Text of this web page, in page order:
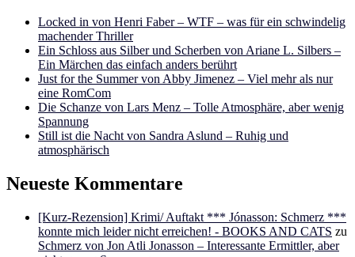
Locked in von Henri Faber – WTF – was für ein schwindelig
machender Thriller
Ein Schloss aus Silber und Scherben von Ariane L. Silbers –
Ein Märchen das einfach anders berührt
Just for the Summer von Abby Jimenez – Viel mehr als nur
eine RomCom
Die Schanze von Lars Menz – Tolle Atmosphäre, aber wenig
Spannung
Still ist die Nacht von Sandra Aslund – Ruhig und
atmosphärisch
Neueste Kommentare
[Kurz-Rezension] Krimi/ Auftakt *** Jónasson: Schmerz ***
konnte mich leider nicht erreichen! - BOOKS AND CATS zu
Schmerz von Jon Atli Jonasson – Interessante Ermittler, aber